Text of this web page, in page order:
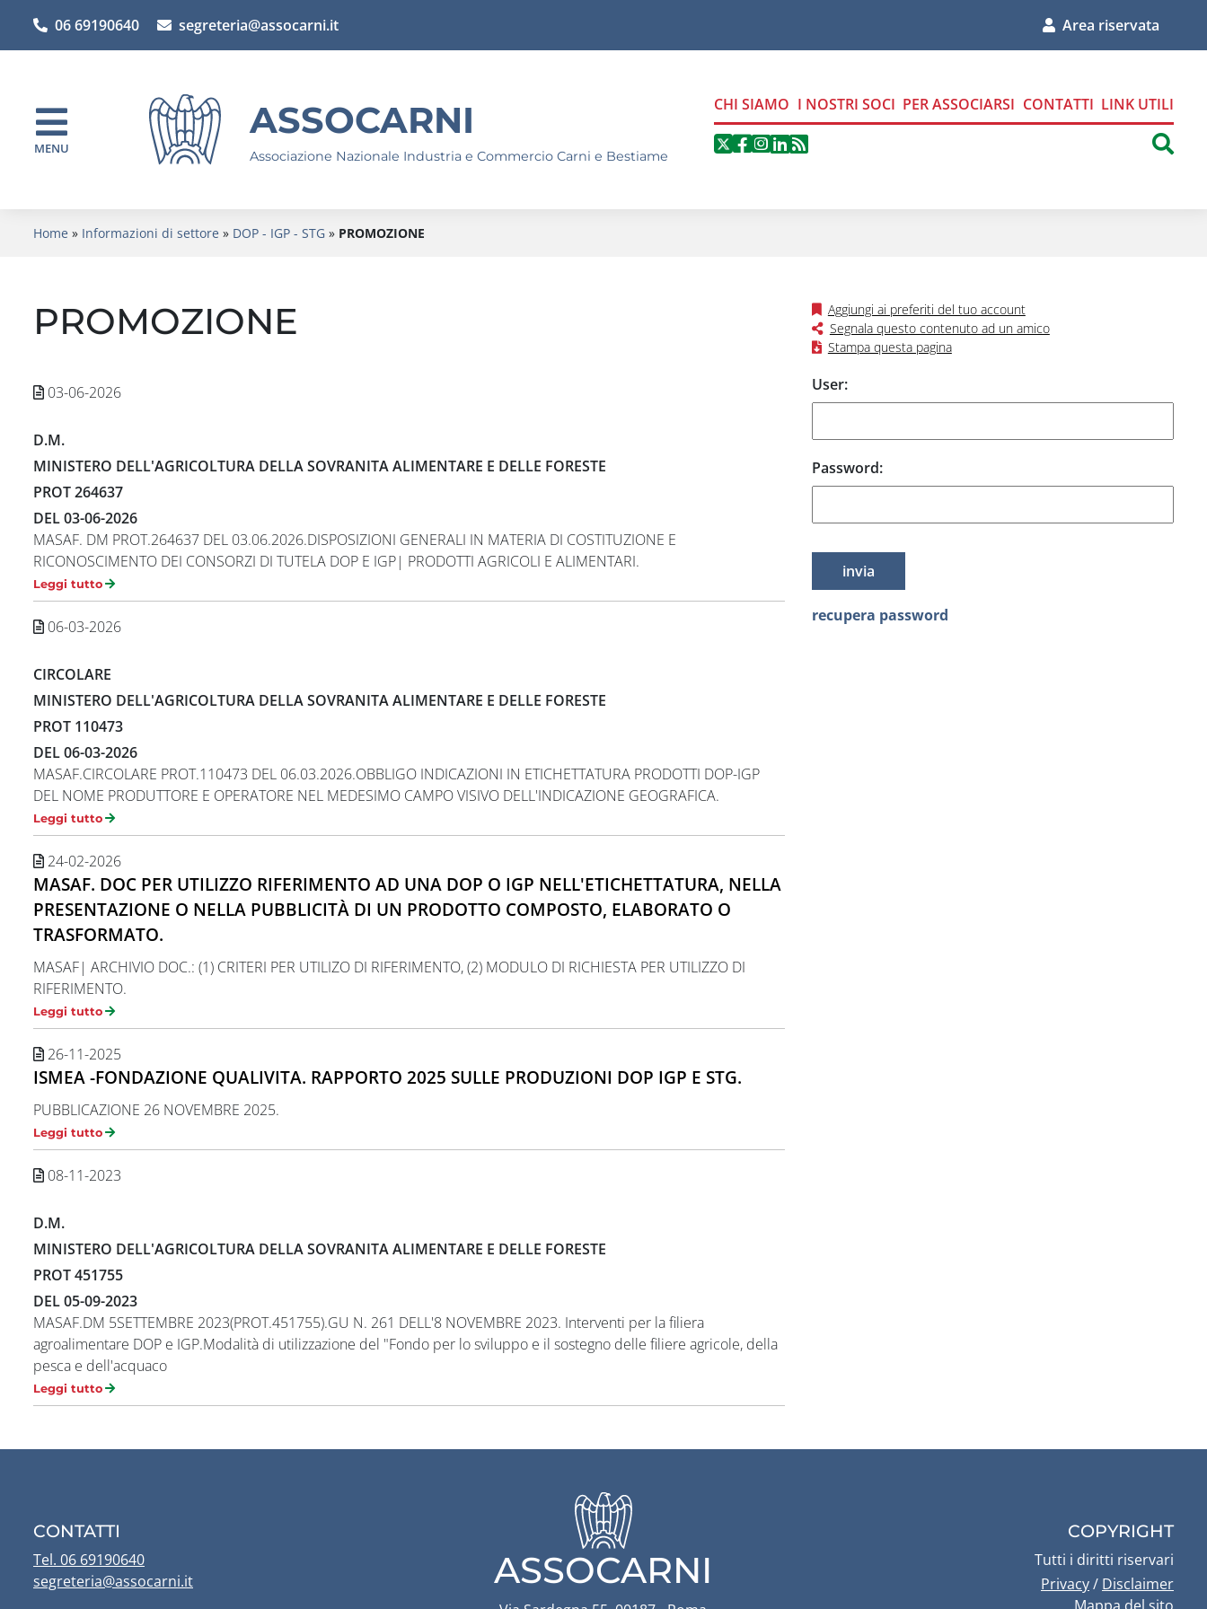
06 69190640 segreteria@assocarni.it Area riservata
MENU
ASSOCARNI
Associazione Nazionale Industria e Commercio Carni e Bestiame
CHI SIAMO I NOSTRI SOCI PER ASSOCIARSI CONTATTI LINK UTILI
Seguici sul nostro profilo Twitter
Seguici su Facebook
Seguici su Instagram
Seguici su Linkedin
Seguici tramite Feed RSS
Home » Informazioni di settore » DOP - IGP - STG » PROMOZIONE
PROMOZIONE
03-06-2026
D.M.
MINISTERO DELL'AGRICOLTURA DELLA SOVRANITA ALIMENTARE E DELLE FORESTE
PROT 264637
DEL 03-06-2026
MASAF. DM PROT.264637 DEL 03.06.2026.DISPOSIZIONI GENERALI IN MATERIA DI COSTITUZIONE E
RICONOSCIMENTO DEI CONSORZI DI TUTELA DOP E IGP| PRODOTTI AGRICOLI E ALIMENTARI.
Leggi tutto
06-03-2026
CIRCOLARE
MINISTERO DELL'AGRICOLTURA DELLA SOVRANITA ALIMENTARE E DELLE FORESTE
PROT 110473
DEL 06-03-2026
MASAF.CIRCOLARE PROT.110473 DEL 06.03.2026.OBBLIGO INDICAZIONI IN ETICHETTATURA PRODOTTI DOP-IGP
DEL NOME PRODUTTORE E OPERATORE NEL MEDESIMO CAMPO VISIVO DELL'INDICAZIONE GEOGRAFICA.
Leggi tutto
24-02-2026
MASAF. DOC PER UTILIZZO RIFERIMENTO AD UNA DOP O IGP NELL'ETICHETTATURA, NELLA
PRESENTAZIONE O NELLA PUBBLICITÀ DI UN PRODOTTO COMPOSTO, ELABORATO O
TRASFORMATO.
MASAF| ARCHIVIO DOC.: (1) CRITERI PER UTILIZO DI RIFERIMENTO, (2) MODULO DI RICHIESTA PER UTILIZZO DI
RIFERIMENTO.
Leggi tutto
26-11-2025
ISMEA -FONDAZIONE QUALIVITA. RAPPORTO 2025 SULLE PRODUZIONI DOP IGP E STG.
PUBBLICAZIONE 26 NOVEMBRE 2025.
Leggi tutto
08-11-2023
D.M.
MINISTERO DELL'AGRICOLTURA DELLA SOVRANITA ALIMENTARE E DELLE FORESTE
PROT 451755
DEL 05-09-2023
MASAF.DM 5SETTEMBRE 2023(PROT.451755).GU N. 261 DELL'8 NOVEMBRE 2023. Interventi per la filiera
agroalimentare DOP e IGP.Modalità di utilizzazione del "Fondo per lo sviluppo e il sostegno delle filiere agricole, della
pesca e dell'acquaco
Leggi tutto
Aggiungi ai preferiti del tuo account
Segnala questo contenuto ad un amico
Stampa questa pagina
Form login Area Riservata
User:
Password:
recupera password
CONTATTI
Tel. 06 69190640
segreteria@assocarni.it
ASSOCARNI
COPYRIGHT
Tutti i diritti riservari
Privacy/ Disclaimer